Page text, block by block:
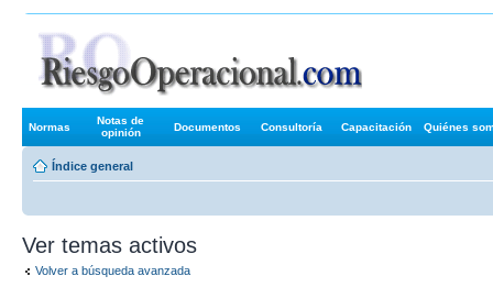
Normas
Notas de
opinión
Documentos Consultoría Capacitación Quiénes
Índice general
Ver temas activos
Volver a búsqueda avanzada